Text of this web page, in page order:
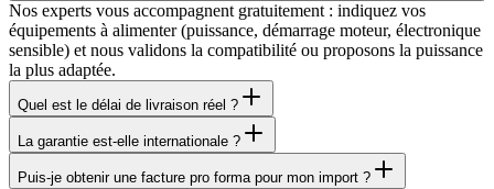
Nos experts vous accompagnent gratuitement : indiquez vos
équipements à alimenter (puissance, démarrage moteur, électronique
sensible) et nous validons la compatibilité ou proposons la puissance
la plus adaptée.
Quel est le délai de livraison réel ?
La garantie est-elle internationale ?
Puis-je obtenir une facture pro forma pour mon import ?